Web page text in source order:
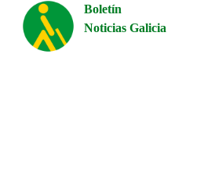
Boletín
Noticias Galicia